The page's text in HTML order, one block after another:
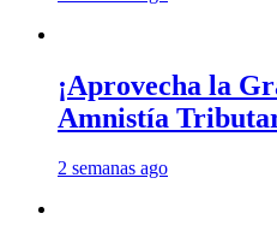
¡Aprovecha la
Amnistía
2 semanas ago